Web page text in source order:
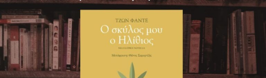
μου
ο
Ηλίθιος